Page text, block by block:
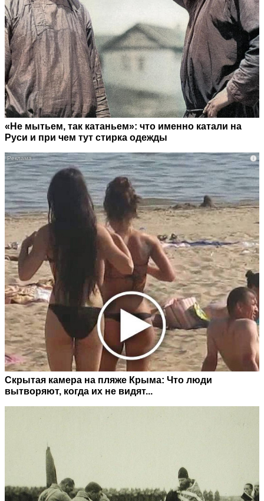
«Не мытьем, так катаньем»: что именно катали на
Руси и при чем тут стирка одежды
i
Скрытая камера на пляже Крыма: Что люди
вытворяют, когда их не видят...